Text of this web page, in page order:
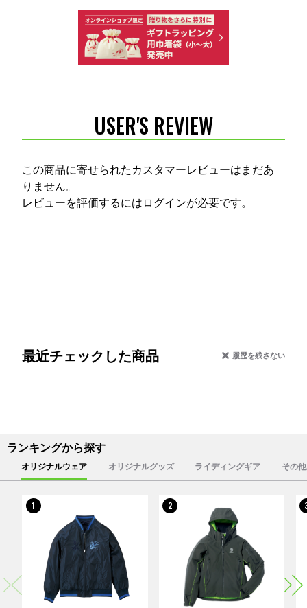
USER'S REVIEW
この商品に寄せられたカスタマーレビューはまだあ
りません。
レビューを評価するには ログインが必要です。
最近チェックした商品 履歴を残さない
ランキングから探す
オリジナルウェア オリジナルグッズ ライディングギア その
1 2